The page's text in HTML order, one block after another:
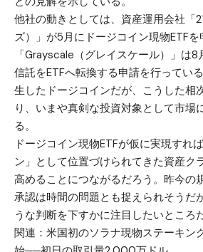
他社の動きとしては、資産運用会社「
ズ）」が5月にドージコイン現物ETFを
「Grayscale（グレイスケール）」は
信託をETFへ転換する申請を行ってい
生したドージコインだが、こうした相
り、いまや真剣な投資対象として市場
る。
ドージコイン現物ETFが仮に実現すれ
ン」として位置づけられてきた資産ク
高めることにつながるだろう。昨今の
承認は時間の問題とも捉えられそうだ
うな判断を下すかに注目したいところだ
関連： 米国初のソラナ現物ステーキン